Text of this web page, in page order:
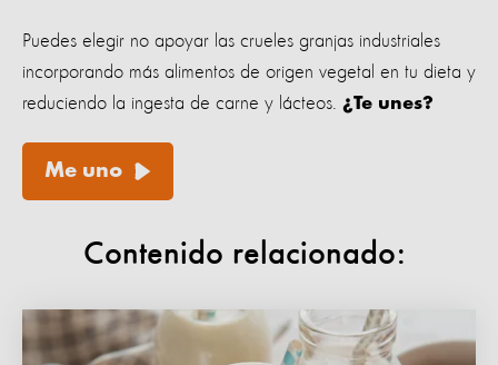
Puedes elegir no apoyar las crueles granjas industriales
incorporando más alimentos de origen vegetal en tu dieta y
reduciendo la ingesta de carne y lácteos. ¿Te unes?
Me uno
Contenido relacionado: